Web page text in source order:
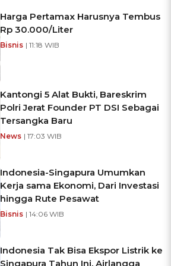
Harga Pertamax Harusnya Tembus
Rp 30.000/Liter
Bisnis | 11:18 WIB
Kantongi 5 Alat Bukti, Bareskrim
Polri Jerat Founder PT DSI Sebagai
Tersangka Baru
News | 17:03 WIB
Indonesia-Singapura Umumkan
Kerja sama Ekonomi, Dari Investasi
hingga Rute Pesawat
Bisnis | 14:06 WIB
Indonesia Tak Bisa Ekspor Listrik ke
Singapura Tahun Ini, Airlangga